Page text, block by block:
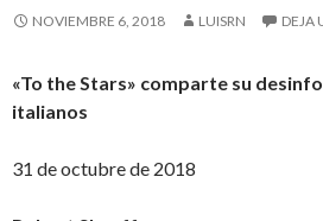
NOVIEMBRE 6, 2018 LUISRN DEJA
«To the Stars» comparte su
italianos
31 de octubre de 2018